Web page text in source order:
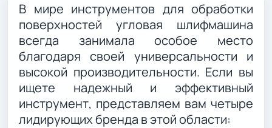
В мире инструментов для обработки
поверхностей угловая шлифмашина
всегда занимала особое место
благодаря своей универсальности и
высокой производительности. Если вы
ищете надежный и эффективный
инструмент, представляем вам четыре
лидирующих бренда в этой области: